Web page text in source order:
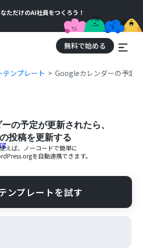
ただけのAI社員をつくろう！
無料で始める
テンプレート Googleカレンダーの予定
の予定が更新されたら、
投稿を更新する
えば、ノーコードで簡単に
を自動連携できます。
ンプレートを試す